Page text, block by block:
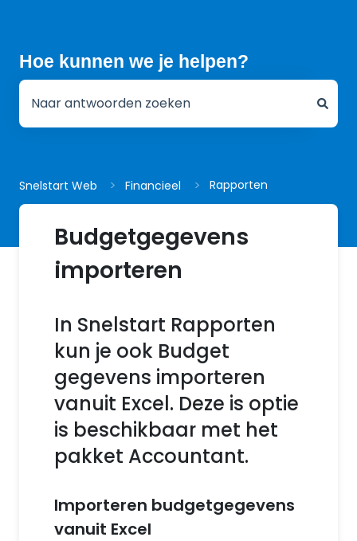
Hoe kunnen we je helpen?
Snelstart Web Financieel Rapporten
Budgetgegevens
importeren
In Snelstart Rapporten
kun je ook Budget
gegevens importeren
vanuit Excel. Deze is optie
is beschikbaar met het
pakket Accountant.
Importeren budgetgegevens
vanuit Excel